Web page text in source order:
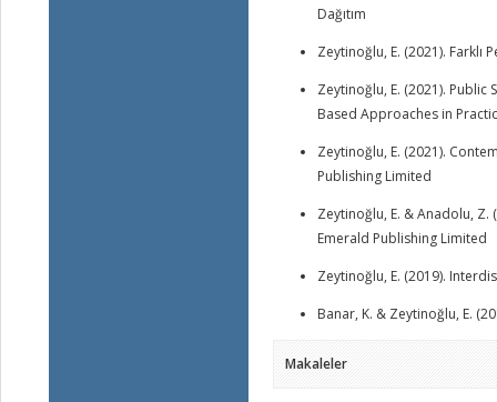
Dağıtım
Zeytinoğlu, E. (2021). Farklı
Zeytinoğlu, E. (2021).
Based Approaches in
Zeytinoğlu, E. (2021).
Publishing Limited
Zeytinoğlu, E. & Anadolu,
Emerald Publishing Limited
Zeytinoğlu, E. (2019).
Banar, K. & Zeytinoğlu, E.
Makaleler